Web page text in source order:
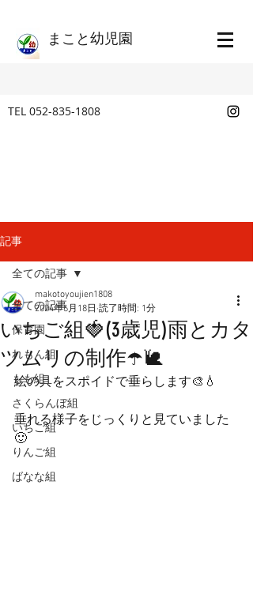
​まこと幼児園
TEL 052-835-1808
記事
全ての記事
保育園
れもん組
もも組
さくらんぼ組
いちご組
りんご組
ばなな組
全ての記事
いちご組🍓(3歳児)雨とカタ
ツムリの制作☂️🐌
makotoyoujien1808
2024年6月18日 読了時間: 1分
絵の具をスポイドで垂らします🎨💧
垂れる様子をじっくりと見ていました
🙂